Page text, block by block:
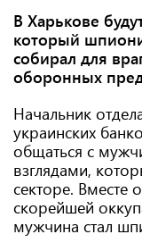
В Харькове
который
собирал для
оборонных
Начальник
украинских
общаться с
взглядами,
секторе. Вместе
скорейшей
мужчина стал